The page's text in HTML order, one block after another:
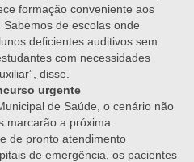
formação conveniente aos
de escolas onde
deficientes auditivos sem
com necessidades
disse.
urgente
de Saúde, o cenário não
marcarão a próxima
de pronto atendimento
de emergência, os pacientes